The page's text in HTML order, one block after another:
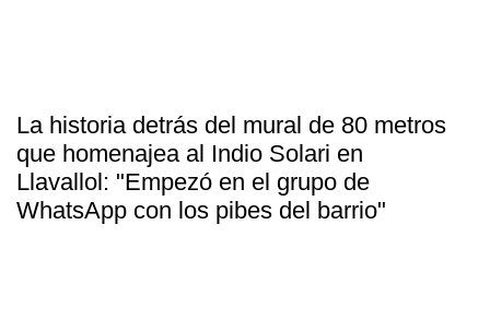
La historia detrás del mural de 80 metros
que homenajea al Indio Solari en
Llavallol: "Empezó en el grupo de
WhatsApp con los pibes del barrio"